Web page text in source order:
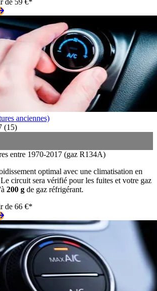
anciennes)
(15)
entre 1970-2017 (gaz R134A)
optimal avec une climatisation en
circuit sera vérifié pour les fuites et votre gaz
200 g de gaz réfrigérant.
de 66 €*